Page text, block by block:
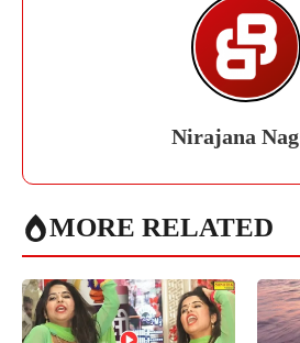
Nirajana Nag
MORE RELATED